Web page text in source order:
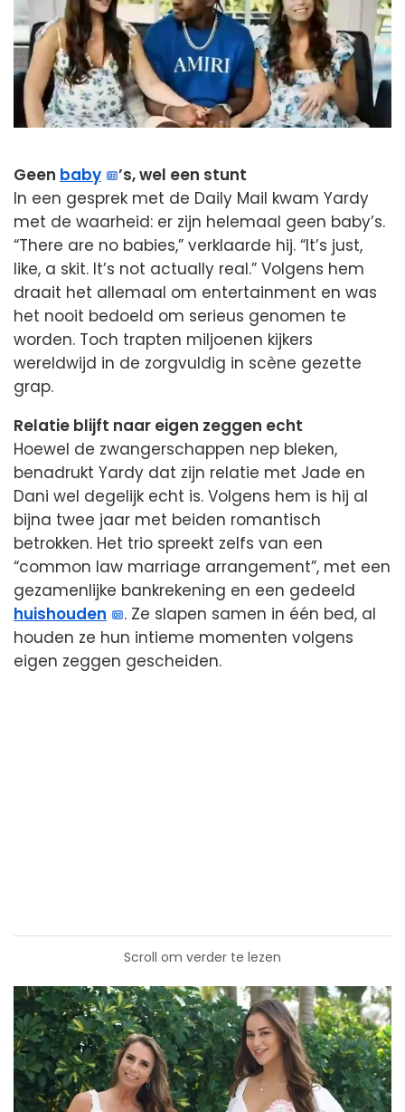
Geen baby
’s, wel een stunt
In een gesprek met de Daily Mail kwam Yardy
met de waarheid: er zijn helemaal geen baby’s.
“There are no babies,” verklaarde hij. “It’s just,
like, a skit. It’s not actually real.” Volgens hem
draait het allemaal om entertainment en was
het nooit bedoeld om serieus genomen te
worden. Toch trapten miljoenen kijkers
wereldwijd in de zorgvuldig in scène gezette
grap.
Relatie blijft naar eigen zeggen echt
Hoewel de zwangerschappen nep bleken,
benadrukt Yardy dat zijn relatie met Jade en
Dani wel degelijk echt is. Volgens hem is hij al
bijna twee jaar met beiden romantisch
betrokken. Het trio spreekt zelfs van een
“common law marriage arrangement”, met een
gezamenlijke bankrekening en een gedeeld
huishouden
. Ze slapen samen in één bed, al
houden ze hun intieme momenten volgens
eigen zeggen gescheiden.
Scroll om verder te lezen